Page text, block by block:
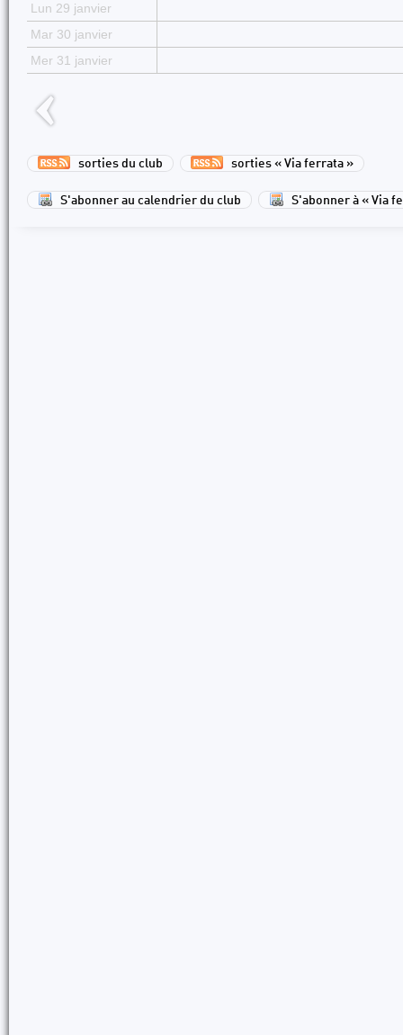
Lun 29 janvier
Mar 30 janvier
Mer 31 janvier
sorties du club sorties « Via ferrata »
S'abonner au calendrier du club S'abonner à « Via